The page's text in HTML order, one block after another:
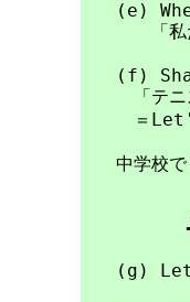
(e)
「私たち
(f)
「テニス
＝Let's
中学校でも
┛　┛　
(g) Let's